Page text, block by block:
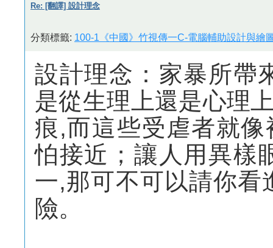
Re: [翻譯] 設計理念
分類標籤: 100-1《中國》竹視傳一C-電腦輔助設計與繪
設計理念：家暴所帶
是從生理上還是心理
痕,而這些受虐者就
怕接近；讓人用異樣
一,那可不可以請你看
險。